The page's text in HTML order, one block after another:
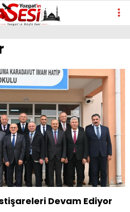
Devam Ediyor